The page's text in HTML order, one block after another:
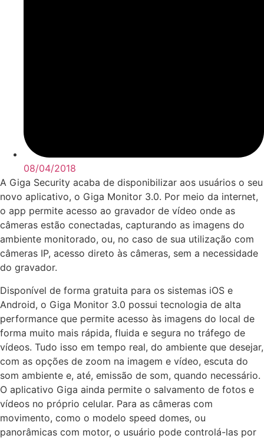
08/04/2018
A Giga Security acaba de disponibilizar aos usuários o seu
novo aplicativo, o Giga Monitor 3.0. Por meio da internet,
o app permite acesso ao gravador de vídeo onde as
câmeras estão conectadas, capturando as imagens do
ambiente monitorado, ou, no caso de sua utilização com
câmeras IP, acesso direto às câmeras, sem a necessidade
do gravador.
Disponível de forma gratuita para os sistemas iOS e
Android, o Giga Monitor 3.0 possui tecnologia de alta
performance que permite acesso às imagens do local de
forma muito mais rápida, fluida e segura no tráfego de
vídeos. Tudo isso em tempo real, do ambiente que desejar,
com as opções de zoom na imagem e vídeo, escuta do
som ambiente e, até, emissão de som, quando necessário.
O aplicativo Giga ainda permite o salvamento de fotos e
vídeos no próprio celular. Para as câmeras com
movimento, como o modelo speed domes, ou
panorâmicas com motor, o usuário pode controlá-las por